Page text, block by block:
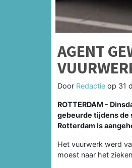
AGENT
Door Redactie op 31
ROTTERDAM -
gebeurde tijdens de
Rotterdam is
Het vuurwerk werd
moest naar het